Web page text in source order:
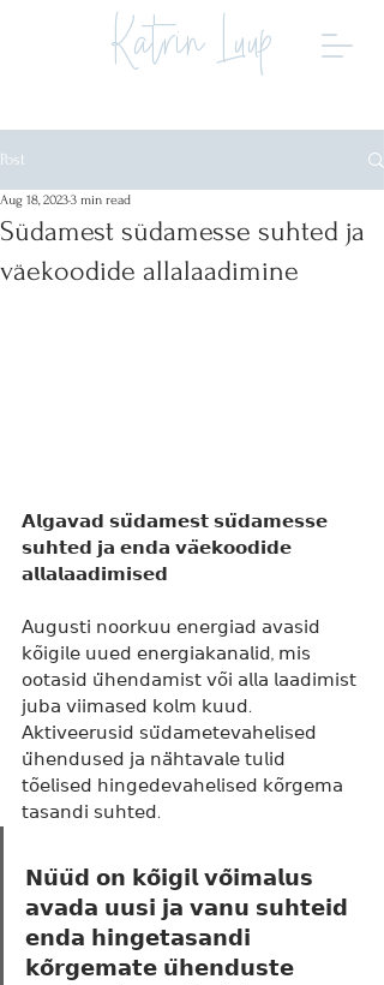
Katrin Luup
Post
Südamest südamesse suhted ja
väekoodide allalaadimine
Aug 18, 20233 min read
𝗔𝗹𝗴𝗮𝘃𝗮𝗱 𝘀𝘂̈𝗱𝗮𝗺𝗲𝘀𝘁 𝘀𝘂̈𝗱𝗮𝗺𝗲𝘀𝘀𝗲
𝘀𝘂𝗵𝘁𝗲𝗱 𝗷𝗮 𝗲𝗻𝗱𝗮 𝘃𝗮̈𝗲𝗸𝗼𝗼𝗱𝗶𝗱𝗲
𝗮𝗹𝗹𝗮𝗹𝗮𝗮𝗱𝗶𝗺𝗶𝘀𝗲𝗱
𝖠𝗎𝗀𝗎𝗌𝗍𝗂 𝗇𝗈𝗈𝗋𝗄𝗎𝗎 𝖾𝗇𝖾𝗋𝗀𝗂𝖺𝖽 𝖺𝗏𝖺𝗌𝗂𝖽
𝗄𝗈̃𝗂𝗀𝗂𝗅𝖾 𝗎𝗎𝖾𝖽 𝖾𝗇𝖾𝗋𝗀𝗂𝖺𝗄𝖺𝗇𝖺𝗅𝗂𝖽, 𝗆𝗂𝗌
𝗈𝗈𝗍𝖺𝗌𝗂𝖽 𝗎̈𝗁𝖾𝗇𝖽𝖺𝗆𝗂𝗌𝗍 𝗏𝗈̃𝗂 𝖺𝗅𝗅𝖺 𝗅𝖺𝖺𝖽𝗂𝗆𝗂𝗌𝗍
𝗃𝗎𝖻𝖺 𝗏𝗂𝗂𝗆𝖺𝗌𝖾𝖽 𝗄𝗈𝗅𝗆 𝗄𝗎𝗎𝖽.
𝖠𝗄𝗍𝗂𝗏𝖾𝖾𝗋𝗎𝗌𝗂𝖽 𝗌𝗎̈𝖽𝖺𝗆𝖾𝗍𝖾𝗏𝖺𝗁𝖾𝗅𝗂𝗌𝖾𝖽
𝗎̈𝗁𝖾𝗇𝖽𝗎𝗌𝖾𝖽 𝗃𝖺 𝗇𝖺̈𝗁𝗍𝖺𝗏𝖺𝗅𝖾 𝗍𝗎𝗅𝗂𝖽
𝗍𝗈̃𝖾𝗅𝗂𝗌𝖾𝖽 𝗁𝗂𝗇𝗀𝖾𝖽𝖾𝗏𝖺𝗁𝖾𝗅𝗂𝗌𝖾𝖽 𝗄𝗈̃𝗋𝗀𝖾𝗆𝖺
𝗍𝖺𝗌𝖺𝗇𝖽𝗂 𝗌𝗎𝗁𝗍𝖾𝖽.
𝗡𝘂̈𝘂̈𝗱 𝗼𝗻 𝗸𝗼̃𝗶𝗴𝗶𝗹 𝘃𝗼̃𝗶𝗺𝗮𝗹𝘂𝘀
𝗮𝘃𝗮𝗱𝗮 𝘂𝘂𝘀𝗶 𝗷𝗮 𝘃𝗮𝗻𝘂 𝘀𝘂𝗵𝘁𝗲𝗶𝗱
𝗲𝗻𝗱𝗮 𝗵𝗶𝗻𝗴𝗲𝘁𝗮𝘀𝗮𝗻𝗱𝗶
𝗸𝗼̃𝗿𝗴𝗲𝗺𝗮𝘁𝗲 𝘂̈𝗵𝗲𝗻𝗱𝘂𝘀𝘁𝗲